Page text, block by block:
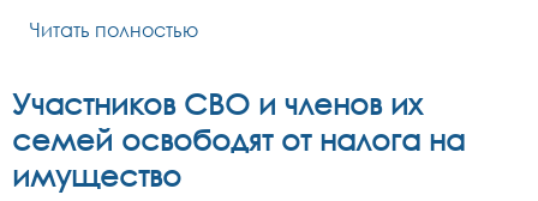
Читать полностью
Участников СВО и членов их
семей освободят от налога на
имущество